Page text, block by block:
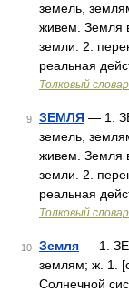
земель,
живем. Земля
земли. 2.
реальная
Толковый
9 ЗЕМЛЯ — 1.
земель,
живем. Земля
земли. 2.
реальная
Толковый
10 Земля — 1.
землям; ж. 1.
Солнечной